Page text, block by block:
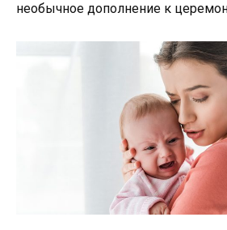
необычное дополнение к